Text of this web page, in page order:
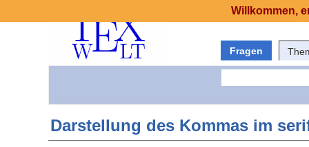
Fragen
Darstellung des Kommas im
Willkommen,